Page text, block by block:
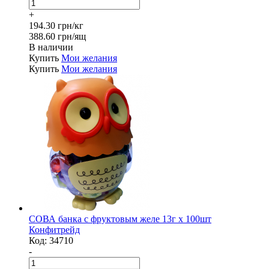
+
194.30 грн/кг
388.60 грн/ящ
В наличии
Купить Мои желания
Купить Мои желания
СОВА банка с фруктовым желе 13г х 100шт
Конфитрейд
Код: 34710
-